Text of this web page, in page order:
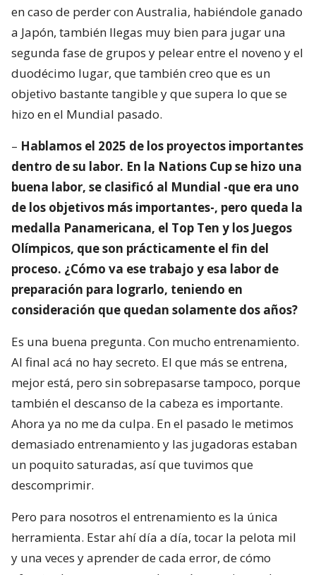
en caso de perder con Australia, habiéndole ganado
a Japón, también llegas muy bien para jugar una
segunda fase de grupos y pelear entre el noveno y el
duodécimo lugar, que también creo que es un
objetivo bastante tangible y que supera lo que se
hizo en el Mundial pasado.
– Hablamos el 2025 de los proyectos importantes
dentro de su labor. En la Nations Cup se hizo una
buena labor, se clasificó al Mundial -que era uno
de los objetivos más importantes-, pero queda la
medalla Panamericana, el Top Ten y los Juegos
Olímpicos, que son prácticamente el fin del
proceso. ¿Cómo va ese trabajo y esa labor de
preparación para lograrlo, teniendo en
consideración que quedan solamente dos años?
Es una buena pregunta. Con mucho entrenamiento.
Al final acá no hay secreto. El que más se entrena,
mejor está, pero sin sobrepasarse tampoco, porque
también el descanso de la cabeza es importante.
Ahora ya no me da culpa. En el pasado le metimos
demasiado entrenamiento y las jugadoras estaban
un poquito saturadas, así que tuvimos que
descomprimir.
Pero para nosotros el entrenamiento es la única
herramienta. Estar ahí día a día, tocar la pelota mil
y una veces y aprender de cada error, de cómo